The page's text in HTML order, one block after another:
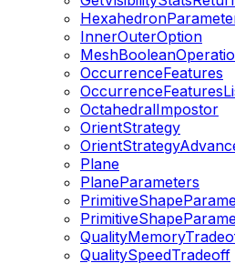
InnerOuterOption
OccurrenceFeatures
OctahedralImpostor
OrientStrategy
Plane
PlaneParameters
QualitySpeedTradeoff